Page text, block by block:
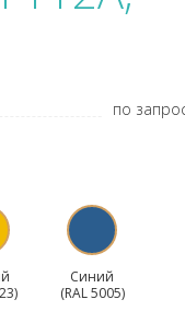
по
Синий
(RAL 5005)